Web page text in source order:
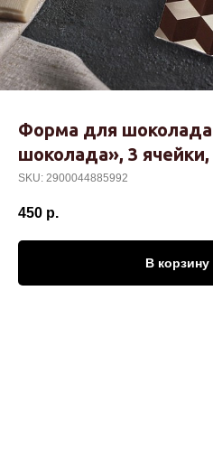
Форма для
шоколада», 3 ячейки,
SKU: 2900044885992
450 р.
В корзину